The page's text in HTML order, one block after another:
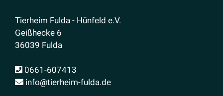
Tierheim Fulda - Hünfeld e.V.
Geißhecke 6
36039 Fulda
0661-607413
info@tierheim-fulda.de